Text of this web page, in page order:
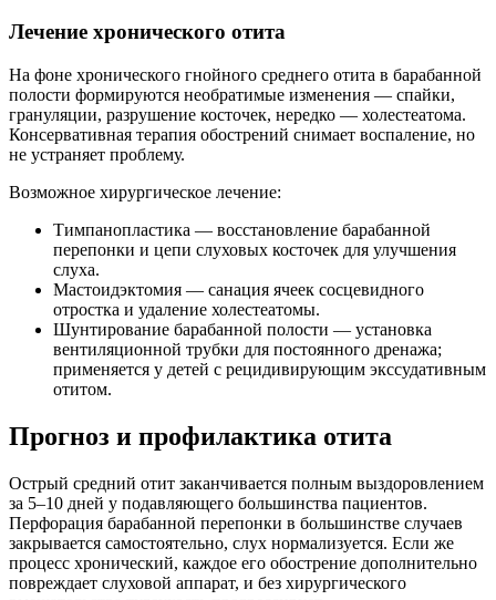
Лечение хронического отита
На фоне хронического гнойного среднего отита в барабанной
полости формируются необратимые изменения — спайки,
грануляции, разрушение косточек, нередко — холестеатома.
Консервативная терапия обострений снимает воспаление, но
не устраняет проблему.
Возможное хирургическое лечение:
Тимпанопластика — восстановление барабанной
перепонки и цепи слуховых косточек для улучшения
слуха.
Мастоидэктомия — санация ячеек сосцевидного
отростка и удаление холестеатомы.
Шунтирование барабанной полости — установка
вентиляционной трубки для постоянного дренажа;
применяется у детей с рецидивирующим экссудативным
отитом.
Прогноз и профилактика отита
Острый средний отит заканчивается полным выздоровлением
за 5–10 дней у подавляющего большинства пациентов.
Перфорация барабанной перепонки в большинстве случаев
закрывается самостоятельно, слух нормализуется. Если же
процесс хронический, каждое его обострение дополнительно
повреждает слуховой аппарат, и без хирургического